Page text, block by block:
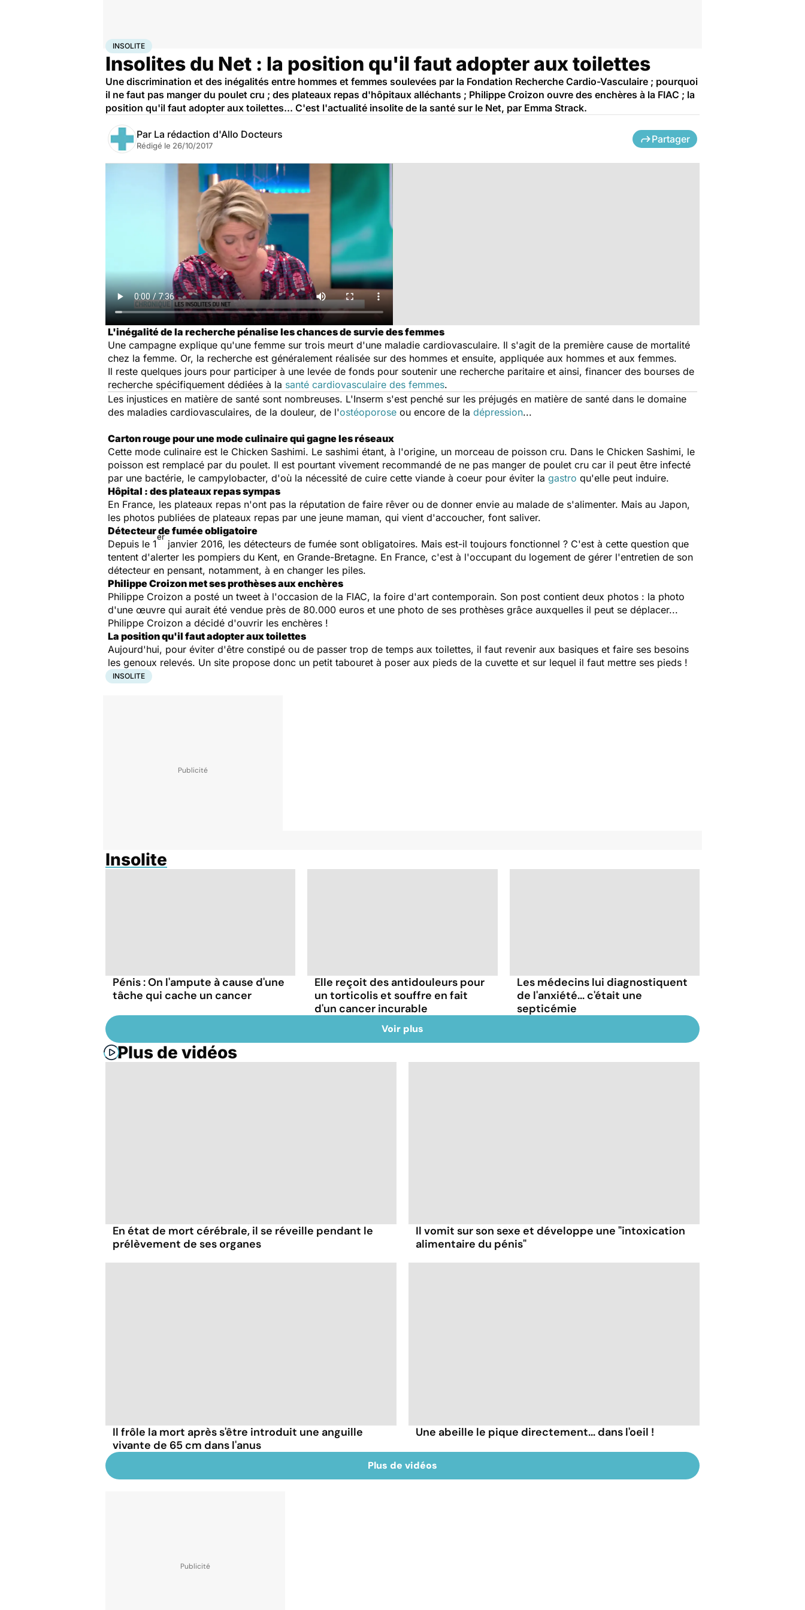
AccueilSantéInsolite
INSOLITE
Insolites du Net : la position qu'il faut adopter aux toilettes
Une discrimination et des inégalités entre hommes et femmes soulevées par la Fondation Recherche Cardio-Vasculaire ; pourquoi
il ne faut pas manger du poulet cru ; des plateaux repas d'hôpitaux alléchants ; Philippe Croizon ouvre des enchères à la FIAC ; la
position qu'il faut adopter aux toilettes... C'est l'actualité insolite de la santé sur le Net, par Emma Strack.
Par La rédaction d'Allo Docteurs
Rédigé le 26/10/2017
Partager
L'inégalité de la recherche pénalise les chances de survie des femmes
Une campagne explique qu'une femme sur trois meurt d'une maladie cardiovasculaire. Il s'agit de la première cause de mortalité
chez la femme. Or, la recherche est généralement réalisée sur des hommes et ensuite, appliquée aux hommes et aux femmes.
Il reste quelques jours pour participer à une levée de fonds pour soutenir une recherche paritaire et ainsi, financer des bourses de
recherche spécifiquement dédiées à la santé cardiovasculaire des femmes.
Les injustices en matière de santé sont nombreuses. L'Inserm s'est penché sur les préjugés en matière de santé dans le domaine
des maladies cardiovasculaires, de la douleur, de l'ostéoporose ou encore de la dépression...
Carton rouge pour une mode culinaire qui gagne les réseaux
Cette mode culinaire est le Chicken Sashimi. Le sashimi étant, à l'origine, un morceau de poisson cru. Dans le Chicken Sashimi, le
poisson est remplacé par du poulet. Il est pourtant vivement recommandé de ne pas manger de poulet cru car il peut être infecté
par une bactérie, le campylobacter, d'où la nécessité de cuire cette viande à coeur pour éviter la gastro qu'elle peut induire.
Hôpital : des plateaux repas sympas
En France, les plateaux repas n'ont pas la réputation de faire rêver ou de donner envie au malade de s'alimenter. Mais au Japon,
les photos publiées de plateaux repas par une jeune maman, qui vient d'accoucher, font saliver.
Détecteur de fumée obligatoire
Depuis le 1
er
janvier 2016, les détecteurs de fumée sont obligatoires. Mais est-il toujours fonctionnel ? C'est à cette question que
tentent d'alerter les pompiers du Kent, en Grande-Bretagne. En France, c'est à l'occupant du logement de gérer l'entretien de son
détecteur en pensant, notamment, à en changer les piles.
Philippe Croizon met ses prothèses aux enchères
Philippe Croizon a posté un tweet à l'occasion de la FIAC, la foire d'art contemporain. Son post contient deux photos : la photo
d'une œuvre qui aurait été vendue près de 80.000 euros et une photo de ses prothèses grâce auxquelles il peut se déplacer...
Philippe Croizon a décidé d'ouvrir les enchères !
La position qu'il faut adopter aux toilettes
Aujourd'hui, pour éviter d'être constipé ou de passer trop de temps aux toilettes, il faut revenir aux basiques et faire ses besoins
les genoux relevés. Un site propose donc un petit tabouret à poser aux pieds de la cuvette et sur lequel il faut mettre ses pieds !
INSOLITE
Insolite
Pénis : On l'ampute à cause d'une
tâche qui cache un cancer
Elle reçoit des antidouleurs pour
un torticolis et souffre en fait
d'un cancer incurable
Les médecins lui diagnostiquent
de l'anxiété... c'était une
septicémie
Voir plus
Plus de vidéos
En état de mort cérébrale, il se réveille pendant le
prélèvement de ses organes
Il vomit sur son sexe et développe une "intoxication
alimentaire du pénis"
Il frôle la mort après s'être introduit une anguille
vivante de 65 cm dans l'anus
Une abeille le pique directement... dans l'oeil !
Plus de vidéos